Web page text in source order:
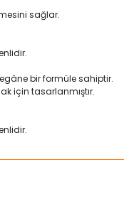
sağlar.
bir formüle sahiptir.
için tasarlanmıştır.